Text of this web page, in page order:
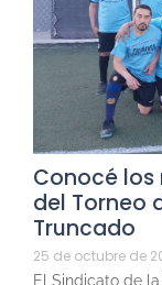
Conocé
del Torneo
Truncado
25 de octubre de
El Sindicato de